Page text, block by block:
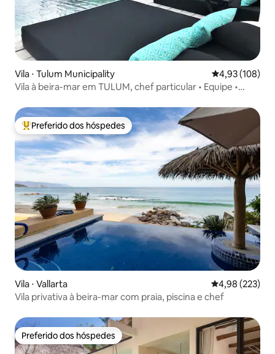
Vila ⋅ Tulum Municipality 4,93 de uma
4,93 (108)
Vila à beira-mar em TULUM, chef particular • Equipe •
Entre os melhores preferidos dos hóspedes
Preferido dos hóspedes
Vila ⋅ Vallarta 4,98 de uma
4,98 (223)
Vila privativa à beira-mar com praia, piscina e chef
Preferido dos hóspedes
Preferido dos hóspedes